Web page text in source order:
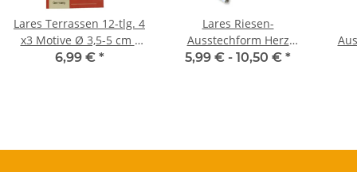
Lares Terrassen 12-tlg. 4
x3 Motive Ø 3,5-5 cm -
Austechformen
6,99 € *
Lares Riesen-
Ausstechform Herz
Nikolaus -
5,99 € - 10,50 € *